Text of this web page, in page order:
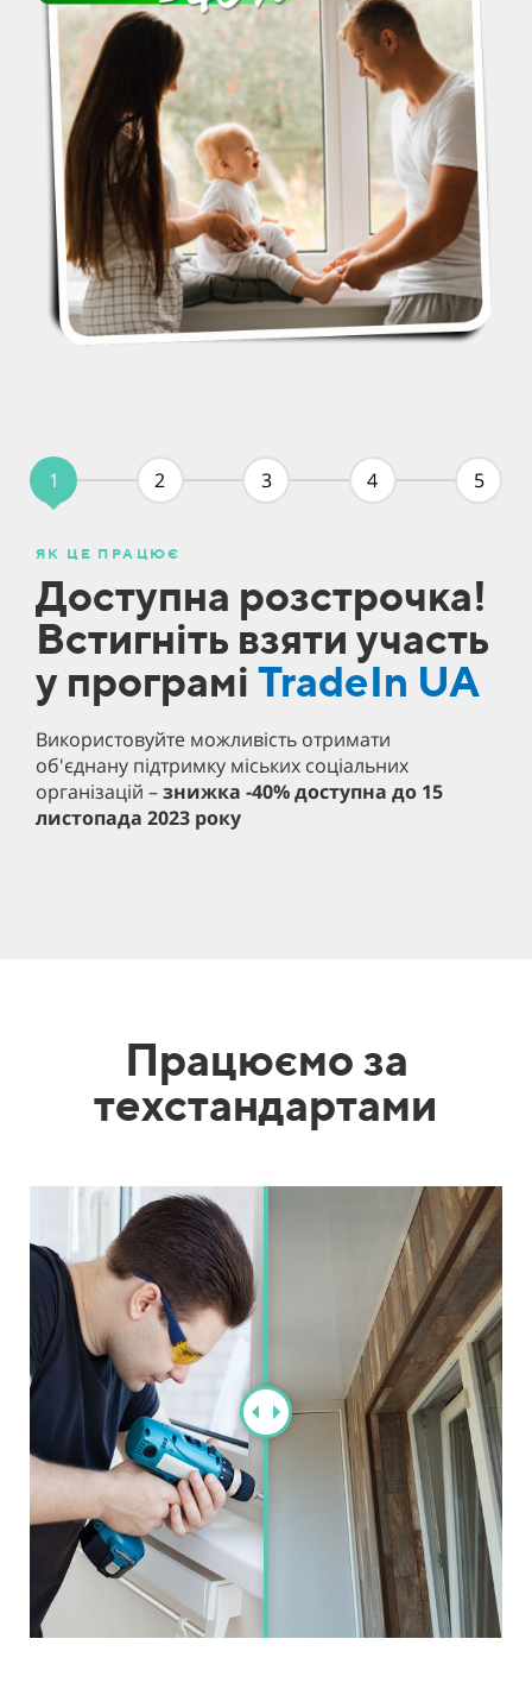
1 2 3 4 5
ЯК ЦЕ ПРАЦЮЄ
Доступна розстрочка!
Встигніть взяти участь
у програмі TradeIn UA
Використовуйте можливість отримати
об'єднану підтримку міських соціальних
організацій –знижка -40% доступна до 15
листопада 2023 року
Працюємо за
техстандартами